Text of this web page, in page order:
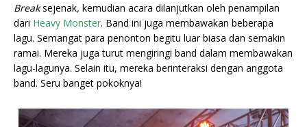
Breaksejenak, kemudian acara dilanjutkan oleh penampilan
dari Heavy Monster. Band ini juga membawakan beberapa
lagu. Semangat para penonton begitu luar biasa dan semakin
ramai. Mereka juga turut mengiringi band dalam membawakan
lagu-lagunya. Selain itu, mereka berinteraksi dengan anggota
band. Seru banget pokoknya!